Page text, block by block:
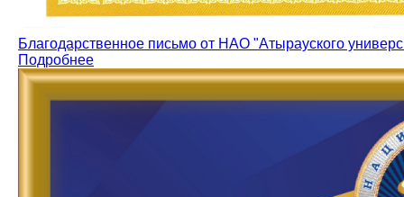
Благодарственное письмо от НАО "Атырауского
Подробнее